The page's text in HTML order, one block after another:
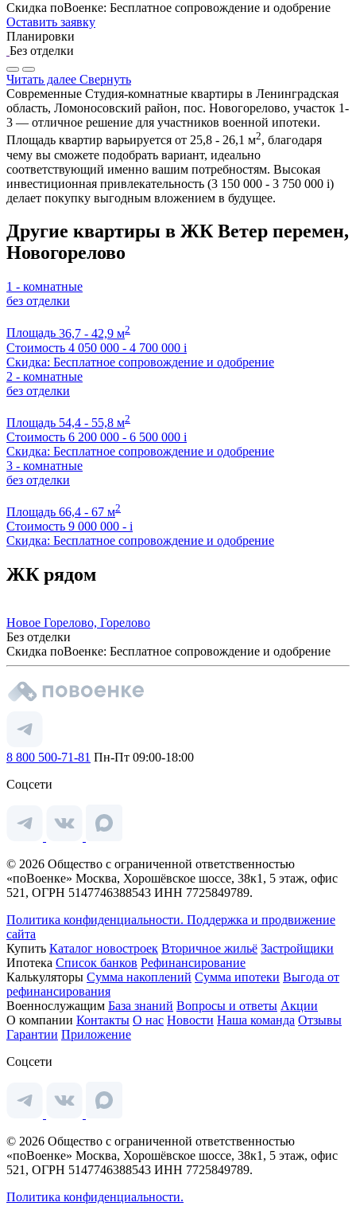
Скидка поВоенке: Бесплатное сопровождение и одобрение
Оставить заявку
Планировки
Без отделки
Читать далее Свернуть
Современные Студия-комнатные квартиры в Ленинградская
область, Ломоносовский район, пос. Новогорелово, участок 1-
3 — отличное решение для участников военной ипотеки.
Площадь квартир варьируется от 25,8 - 26,1 м2, благодаря
чему вы сможете подобрать вариант, идеально
соответствующий именно вашим потребностям. Высокая
инвестиционная привлекательность (3 150 000 - 3 750 000 i)
делает покупку выгодным вложением в будущее.
Другие квартиры в ЖК Ветер перемен,
Новогорелово
1 - комнатные
без отделки
Площадь 36,7 - 42,9 м2
Стоимость 4 050 000 - 4 700 000 i
Скидка: Бесплатное сопровождение и одобрение
2 - комнатные
без отделки
Площадь 54,4 - 55,8 м2
Стоимость 6 200 000 - 6 500 000 i
Скидка: Бесплатное сопровождение и одобрение
3 - комнатные
без отделки
Площадь 66,4 - 67 м2
Стоимость 9 000 000 - i
Скидка: Бесплатное сопровождение и одобрение
ЖК рядом
Новое Горелово, Горелово
Без отделки
Скидка поВоенке: Бесплатное сопровождение и одобрение
8 800 500-71-81 Пн-Пт 09:00-18:00
Соцсети
© 2026 Общество с ограниченной ответственностью
«поВоенке» Москва, Хорошёвское шоссе, 38к1, 5 этаж, офис
521, ОГРН 5147746388543 ИНН 7725849789.
Политика конфиденциальности. Поддержка и продвижение
сайта
Купить Каталог новостроек Вторичное жильё Застройщики
Ипотека Список банков Рефинансирование
Калькуляторы Сумма накоплений Сумма ипотеки Выгода от
рефинансирования
Военнослужащим База знаний Вопросы и ответы Акции
О компании Контакты О нас Новости Наша команда Отзывы
Гарантии Приложение
Соцсети
© 2026 Общество с ограниченной ответственностью
«поВоенке» Москва, Хорошёвское шоссе, 38к1, 5 этаж, офис
521, ОГРН 5147746388543 ИНН 7725849789.
Политика конфиденциальности.